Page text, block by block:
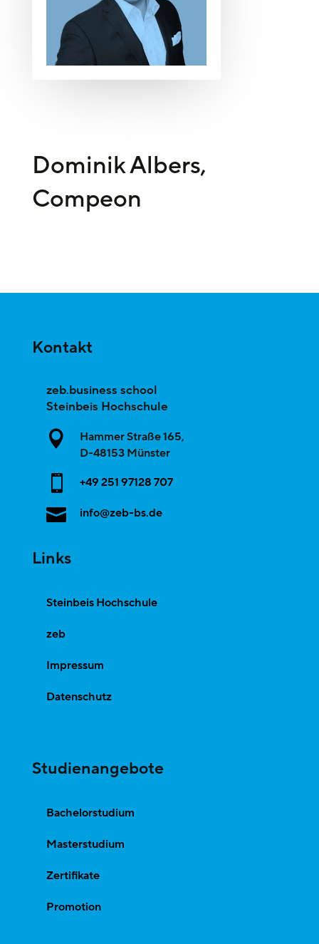
Dominik Albers,
Compeon
Kontakt
zeb.business school
Steinbeis Hochschule

Hammer Straße 165,
D-48153Münster
 +49 251 97128 707
 info@zeb-bs.de
Links
Steinbeis Hochschule
zeb
Impressum
Datenschutz
Studienangebote
Bachelorstudium
Masterstudium
Zertifikate
Promotion